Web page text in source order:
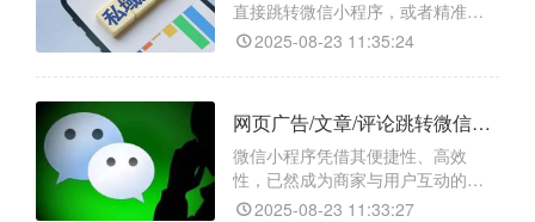
高效。
直接跳转微信小程序，或者精准进
入小程序里的某个页面，甚至生成
觉得特别费劲？要么找不到合适的
大，忙活半天还不一定能成功。别
担心，今天就给大家安利一个超好
用的跳转工具 ——【天天外链】，
不管是链接跳转微信小程序、小
2025-08-23 11:35:24
网页广告/文章/评论跳转微信小程序/小程序任意页面/小程序码的方法是什么？
微信小程序凭借其便捷性、高效
性，已然成为商家与用户互动的重
要平台。然而，如何将网页广告、
2025-08-23 11:33:27